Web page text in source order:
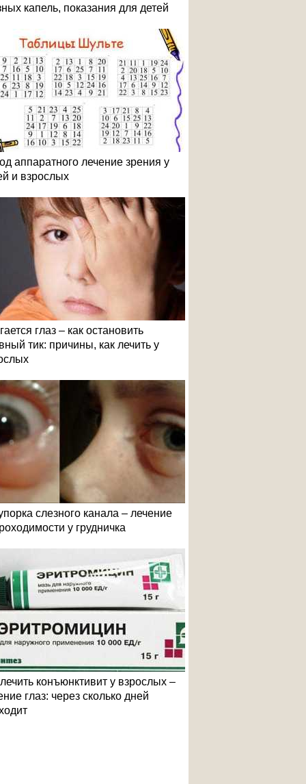
капель, показания для детей
аппаратного лечение зрения у
и взрослых
глаз – как остановить
тик: причины, как лечить у
слезного канала – лечение
у грудничка
конъюнктивит у взрослых –
глаз: через сколько дней